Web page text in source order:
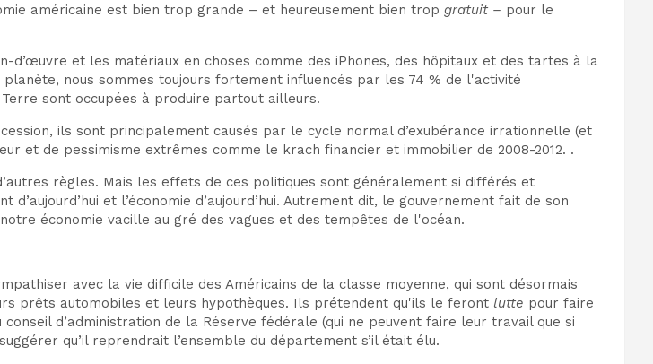
américaine est bien trop grande – et heureusement bien trop gratuit – pour le
et les matériaux en choses comme des iPhones, des hôpitaux et des tartes à la
nous sommes toujours fortement influencés par les 74 % de l'activité
sont occupées à produire partout ailleurs.
ils sont principalement causés par le cycle normal d’exubérance irrationnelle (et
et de pessimisme extrêmes comme le krach financier et immobilier de 2008-2012. .
règles. Mais les effets de ces politiques sont généralement si différés et
et l’économie d’aujourd’hui. Autrement dit, le gouvernement fait de son
économie vacille au gré des vagues et des tempêtes de l'océan.
avec la vie difficile des Américains de la classe moyenne, qui sont désormais
prêts automobiles et leurs hypothèques. Ils prétendent qu'ils le feront lutte pour faire
d’administration de la Réserve fédérale (qui ne peuvent faire leur travail que si
qu’il reprendrait l’ensemble du département s’il était élu.